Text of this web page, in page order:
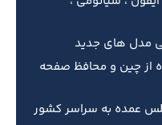
از چین و محافظ صفحه
عمده به سراسر کشور